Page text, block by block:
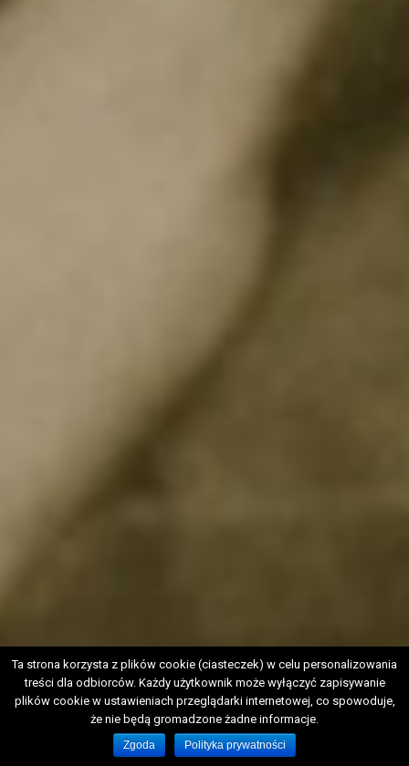
Ta strona korzysta z plików cookie (ciasteczek) w celu personalizowania
treści dla odbiorców. Każdy użytkownik może wyłączyć zapisywanie
plików cookie w ustawieniach przeglądarki internetowej, co spowoduje,
że nie będą gromadzone żadne informacje.
Zgoda Polityka prywatności